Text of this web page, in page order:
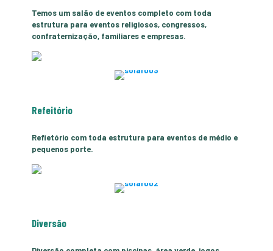
Temos um salão de eventos completo com toda
estrutura para eventos religiosos, congressos,
confraternização, familiares e empresas.
Refeitório
Refietório com toda estrutura para eventos de médio e
pequenos porte.
Diversão